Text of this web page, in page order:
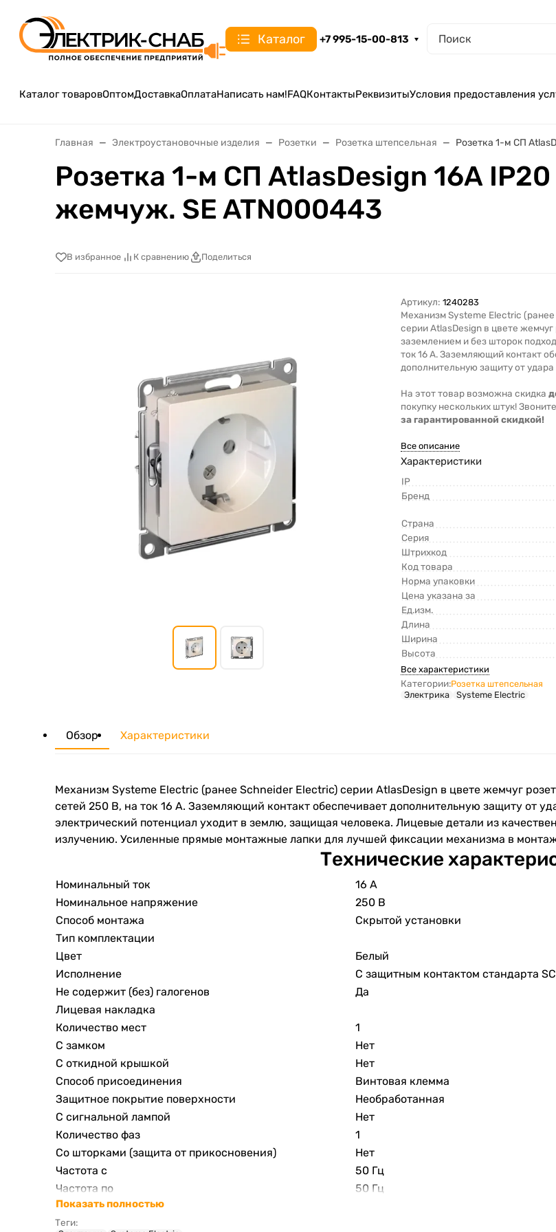
Каталог +7 995-15-00-813
Каталог товаровОптомДоставкаОплатаНаписать нам!FAQКонтактыРеквизитыУсловия предоставления
Главная Электроустановочные изделия Розетки Розетка штепсельная Розетка 1-м СП
Розетка 1-м СП AtlasDesign 16А
жемчуж. SE ATN000443
В избранное К сравнению Поделиться
Артикул: 1240283
Механизм Systeme Electric
серии AtlasDesign в цвете
заземлением и без шторок
ток 16 А. Заземляющий контакт
дополнительную защиту от
На этот товар возможна скидка
покупку нескольких штук!
за гарантированной скидкой!
Все описание
Характеристики
IP
Бренд
Страна
Серия
Штрихкод
Код товара
Норма упаковки
Цена указана за
Ед.изм.
Длина
Ширина
Высота
Все характеристики
Категории:Розетка штепсельная
Электрика
Systeme Electric
Обзор Характеристики
Механизм Systeme Electric (ранее Schneider Electric) серии AtlasDesign в цвете жемчуг
сетей 250 В, на ток 16 А. Заземляющий контакт обеспечивает дополнительную защиту от
электрический потенциал уходит в землю, защищая человека. Лицевые детали из
излучению. Усиленные прямые монтажные лапки для лучшей фиксации механизма в
Технические
Номинальный ток
16 А
Номинальное напряжение
250 В
Способ монтажа
Скрытой установки
Тип комплектации
Цвет
Белый
Исполнение
С защитным контактом стандарта
Не содержит (без) галогенов
Да
Лицевая накладка
Количество мест
1
С замком
Нет
С откидной крышкой
Нет
Способ присоединения
Винтовая клемма
Защитное покрытие поверхности
Необработанная
С сигнальной лампой
Нет
Количество фаз
1
Со шторками (защита от прикосновения)
Нет
Частота с
50 Гц
Частота по
50 Гц
С выключателем питания
Защита контактов
Показать полностью
Теги: